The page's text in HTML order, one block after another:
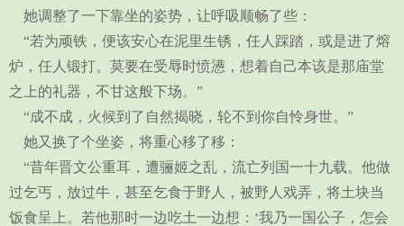
她调整了一下靠坐的姿势，让呼吸顺畅了些：
“若为顽铁，便该安心在泥里生锈，任人踩踏，或是进了熔
炉，任人锻打。莫要在受辱时愤懑，想着自己本该是那庙堂
之上的礼器，不甘这般下场。”
“成不成，火候到了自然揭晓，轮不到你自怜身世。”
她又换了个坐姿，将重心移了移：
“昔年晋文公重耳，遭骊姬之乱，流亡列国一十九载。他做
过乞丐，放过牛，甚至乞食于野人，被野人戏弄，将土块当
饭食呈上。若他那时一边吃土一边想：‘我乃一国公子，怎会